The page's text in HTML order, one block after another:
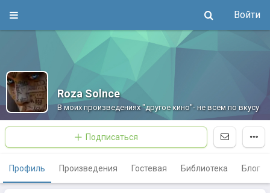
Войти
Roza Solnce
В моих произведениях "другое кино"- не всем по вкусу
Подписаться
Профиль Произведения Гостевая Библиотека Блог